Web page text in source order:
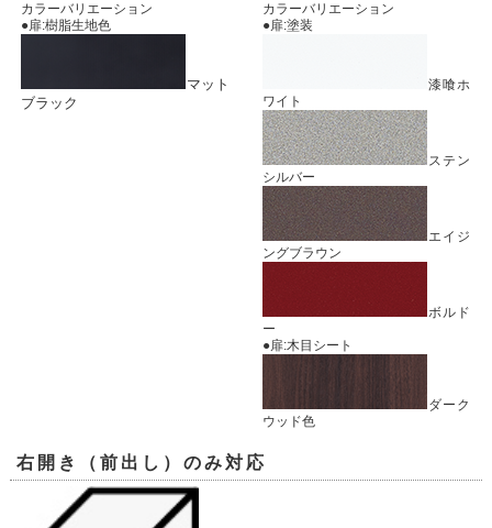
カラーバリエーション
●扉:樹脂生地色
マット
ブラック
カラーバリエーション
●扉:塗装
漆喰ホ
ワイト
ステン
シルバー
エイジ
ングブラウン
ボルド
ー
●扉:木目シート
ダーク
ウッド色
右開き（前出し）のみ対応